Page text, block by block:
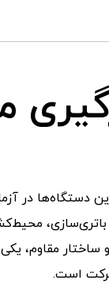
دستگاه‌ها
باتری‌سازی،
است.